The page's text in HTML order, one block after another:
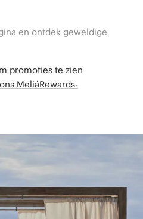
en ontdek geweldige
promoties te zien
MeliáRewards-